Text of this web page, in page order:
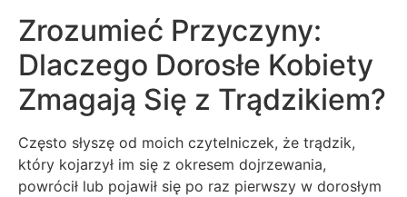
Zrozumieć Przyczyny:
Dlaczego Dorosłe Kobiety
Zmagają Się z Trądzikiem?
Często słyszę od moich czytelniczek, że trądzik,
który kojarzył im się z okresem dojrzewania,
powrócił lub pojawił się po raz pierwszy w dorosłym